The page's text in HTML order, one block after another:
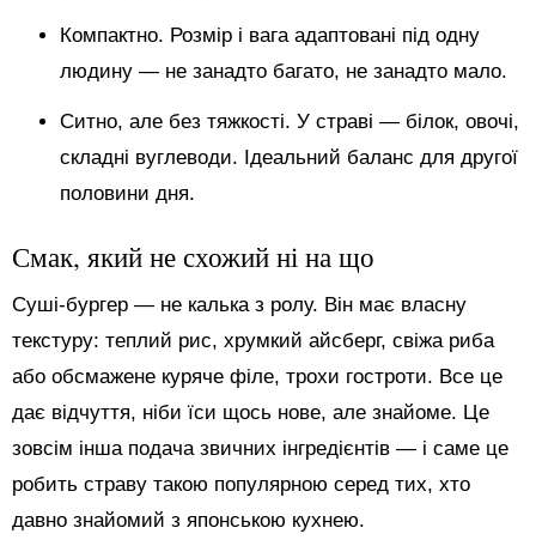
Компактно. Розмір і вага адаптовані під одну
людину — не занадто багато, не занадто мало.
Ситно, але без тяжкості. У страві — білок, овочі,
складні вуглеводи. Ідеальний баланс для другої
половини дня.
Смак, який не схожий ні на що
Суші-бургер — не калька з ролу. Він має власну
текстуру: теплий рис, хрумкий айсберг, свіжа риба
або обсмажене куряче філе, трохи гостроти. Все це
дає відчуття, ніби їси щось нове, але знайоме. Це
зовсім інша подача звичних інгредієнтів — і саме це
робить страву такою популярною серед тих, хто
давно знайомий з японською кухнею.